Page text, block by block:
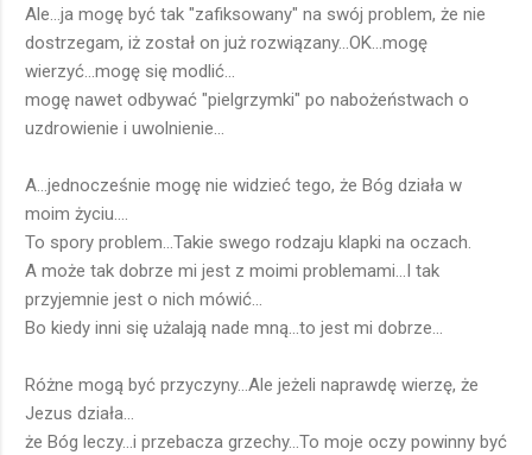
Ale...ja mogę być tak "zafiksowany" na swój problem, że nie
dostrzegam, iż został on już rozwiązany...OK...mogę
wierzyć...mogę się modlić...
mogę nawet odbywać "pielgrzymki" po nabożeństwach o
uzdrowienie i uwolnienie...
A...jednocześnie mogę nie widzieć tego, że Bóg działa w
moim życiu....
To spory problem...Takie swego rodzaju klapki na oczach.
A może tak dobrze mi jest z moimi problemami...I tak
przyjemnie jest o nich mówić...
Bo kiedy inni się użalają nade mną...to jest mi dobrze...
Różne mogą być przyczyny...Ale jeżeli naprawdę wierzę, że
Jezus działa...
że Bóg leczy...i przebacza grzechy...To moje oczy powinny być